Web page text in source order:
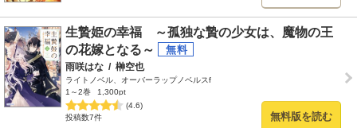
生贄姫の幸福 ～孤独な贄の少女は、魔物の王
の花嫁となる～
雨咲はな / 榊空也
ライトノベル、オーバーラップノベルスf
1～2巻
1,300pt
(4.6)
投稿数7件
無料版を読む